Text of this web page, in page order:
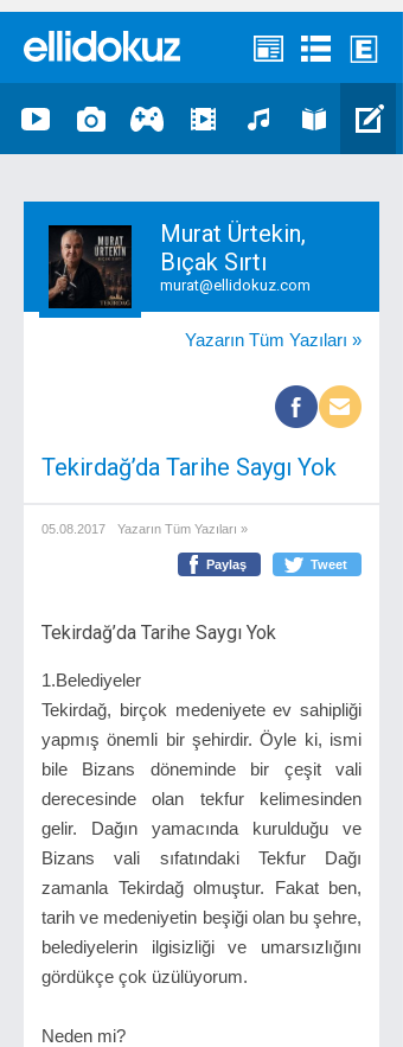
Murat Ürtekin,
Bıçak Sırtı
murat@ellidokuz.com
Yazarın Tüm Yazıları »
Tekirdağ’da Tarihe Saygı Yok
05.08.2017 Yazarın Tüm Yazıları »
Paylaş Tweet
Tekirdağ’da Tarihe Saygı Yok
1.Belediyeler
Tekirdağ, birçok medeniyete ev sahipliği
yapmış önemli bir şehirdir. Öyle ki, ismi
bile Bizans döneminde bir çeşit vali
derecesinde olan tekfur kelimesinden
gelir. Dağın yamacında kurulduğu ve
Bizans vali sıfatındaki Tekfur Dağı
zamanla Tekirdağ olmuştur. Fakat ben,
tarih ve medeniyetin beşiği olan bu şehre,
belediyelerin ilgisizliği ve umarsızlığını
gördükçe çok üzülüyorum.
Neden mi?